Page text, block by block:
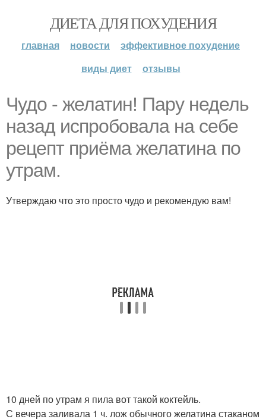
ДИЕТА ДЛЯ ПОХУДЕНИЯ
главная новости
эффективное похудение
виды диет
отзывы
Чудо - желатин! Пару недель
назад испробовала на себе
рецепт приёма желатина по
утрам.
Утверждаю что это просто чудо и рекомендую вам!
10 дней по утрам я пила вот такой коктейль.
С вечера заливала 1 ч. лож обычного желатина стаканом